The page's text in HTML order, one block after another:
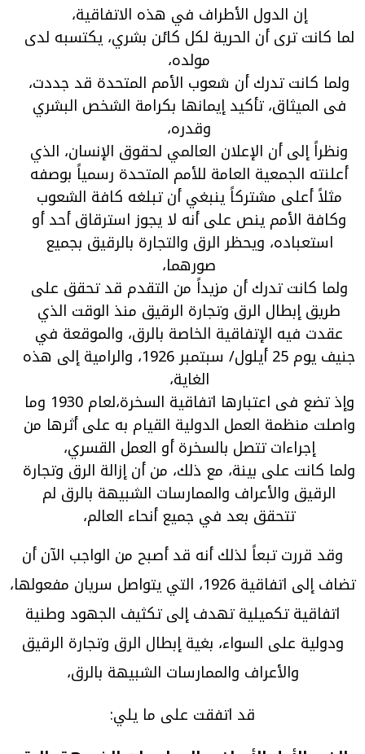
إن الدول الأطراف في هذه الاتفاقية،
لما كانت ترى أن الحرية لكل كائن بشري، يكتسبه لدى
مولده،
ولما كانت تدرك أن شعوب الأمم المتحدة قد جددت،
فى الميثاق، تأكيد إيمانها بكرامة الشخص البشري
وقدره،
ونظراً إلى أن الإعلان العالمي لحقوق الإنسان، الذي
أعلنته الجمعية العامة للأمم المتحدة رسمياً بوصفه
مثلاً أعلى مشتركاً ينبغي أن تبلغه كافة الشعوب
وكافة الأمم ينص على أنه لا يجوز استرقاق أحد أو
استعباده، ويحظر الرق والتجارة بالرقيق بجميع
صورهما،
ولما كانت تدرك أن مزيداً من التقدم قد تحقق على
طريق إبطال الرق وتجارة الرقيق منذ الوقت الذي
عقدت فيه الإتفاقية الخاصة بالرق، والموقعة في
جنيف يوم 25 أيلول/ سبتمبر 1926، والرامية إلى هذه
الغاية،
وإذ تضع فى اعتبارها اتفاقية السخرة،لعام 1930 وما
واصلت منظمة العمل الدولية القيام به على أثرها من
إجراءات تتصل بالسخرة أو العمل القسري،
ولما كانت على بينة، مع ذلك، من أن إزالة الرق وتجارة
الرقيق والأعراف والممارسات الشبيهة بالرق لم
تتحقق بعد في جميع أنحاء العالم،
وقد قررت تبعاً لذلك أنه قد أصبح من الواجب الآن أن
تضاف إلى اتفاقية 1926، التي يتواصل سريان مفعولها،
اتفاقية تكميلية تهدف إلى تكثيف الجهود وطنية
ودولية على السواء، بغية إبطال الرق وتجارة الرقيق
والأعراف والممارسات الشبيهة بالرق،
قد اتفقت على ما يلي: